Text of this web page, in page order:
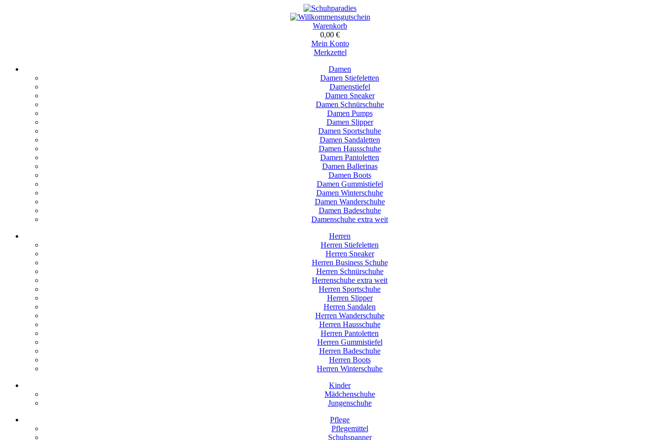
Warenkorb
0,00 €
Mein Konto
Merkzettel
Damen
Damen Stiefeletten
Damenstiefel
Damen Sneaker
Damen Schnürschuhe
Damen Pumps
Damen Slipper
Damen Sportschuhe
Damen Sandaletten
Damen Hausschuhe
Damen Pantoletten
Damen Ballerinas
Damen Boots
Damen Gummistiefel
Damen Winterschuhe
Damen Wanderschuhe
Damen Badeschuhe
Damenschuhe extra weit
Herren
Herren Stiefeletten
Herren Sneaker
Herren Business Schuhe
Herren Schnürschuhe
Herrenschuhe extra weit
Herren Sportschuhe
Herren Slipper
Herren Sandalen
Herren Wanderschuhe
Herren Hausschuhe
Herren Pantoletten
Herren Gummistiefel
Herren Badeschuhe
Herren Boots
Herren Winterschuhe
Kinder
Mädchenschuhe
Jungenschuhe
Pflege
Pflegemittel
Schuhspanner